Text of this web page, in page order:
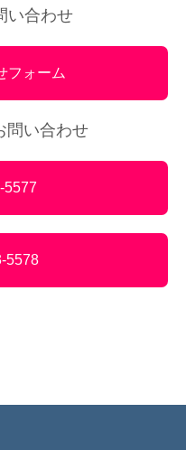
い合わせ
フォーム
問い合わせ
5577
5578